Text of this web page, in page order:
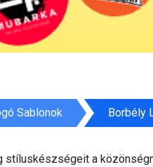
Sablonok Borbély
stíluskészségeit a